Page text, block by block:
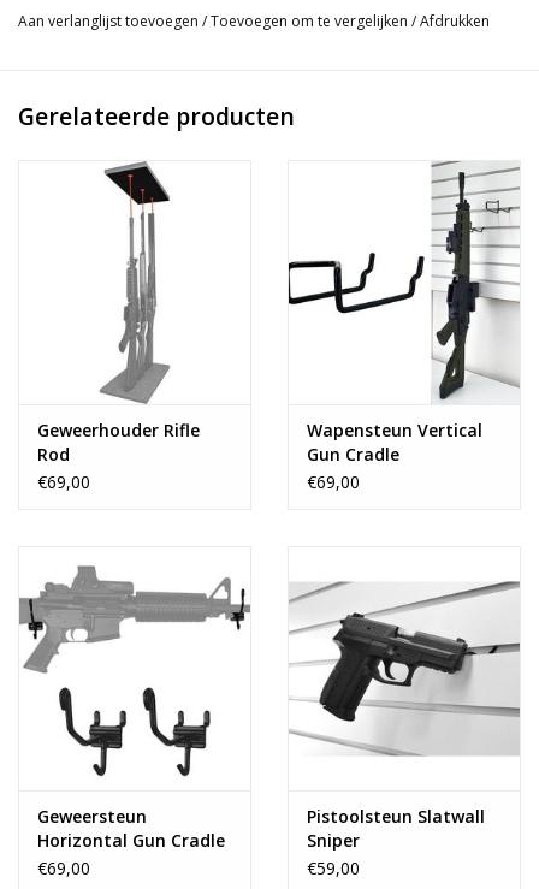
Vinyl coating voor bescherming van de loop;
Uiteinde is rond afgewerkt;
Makkelijker toegang;
Per 4 stuks verpakt.
Aan verlanglijst toevoegen /Toevoegen om te vergelijken /Afdrukken
Gerelateerde producten
Geweerhouder Rifle
Rod
€69,00
Wapensteun Vertical
Gun Cradle
€69,00
Geweersteun
Horizontal Gun Cradle
€69,00
Pistoolsteun Slatwall
Sniper
€59,00